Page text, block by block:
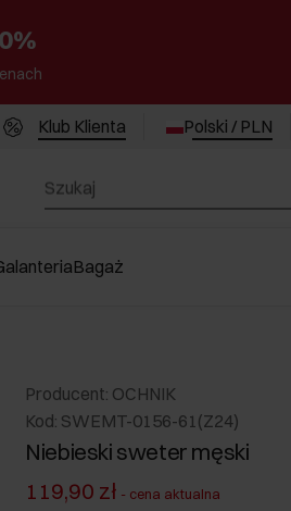
Klub Klienta Polski / PLN
Bagaż
Producent: OCHNIK
Kod: SWEMT-0156-61(Z24)
Niebieski sweter męski
119,90 zł - cena aktualna